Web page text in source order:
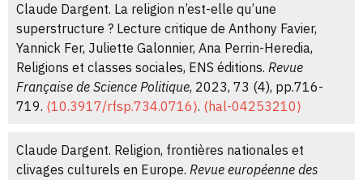
Claude Dargent. La religion n’est-elle qu’une
superstructure ? Lecture critique de Anthony Favier,
Yannick Fer, Juliette Galonnier, Ana Perrin-Heredia,
Religions et classes sociales, ENS éditions. Revue
Française de Science Politique, 2023, 73 (4), pp.716-
719. ⟨10.3917/rfsp.734.0716⟩. ⟨hal-04253210⟩
Claude Dargent. Religion, frontières nationales et
clivages culturels en Europe. Revue européenne des